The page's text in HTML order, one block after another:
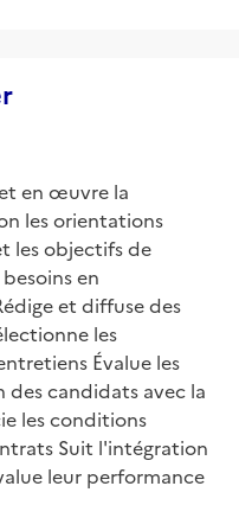
en œuvre la
les orientations
les objectifs de
en
et diffuse des
les
Évalue les
candidats avec la
les conditions
Suit l'intégration
leur performance